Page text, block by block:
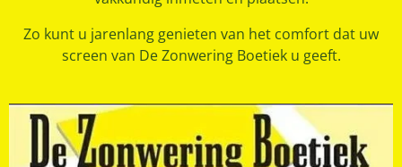
Zo kunt u jarenlang genieten van het comfort dat uw
screen van De Zonwering Boetiek u geeft.